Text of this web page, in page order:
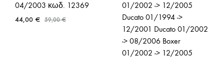
04/2003 κωδ. 12369
44,00 € 59,00€
01/2002 -> 12/2005
Ducato 01/1994 ->
12/2001 Ducato 01/2002
-> 08/2006 Boxer
01/2002 -> 12/2005